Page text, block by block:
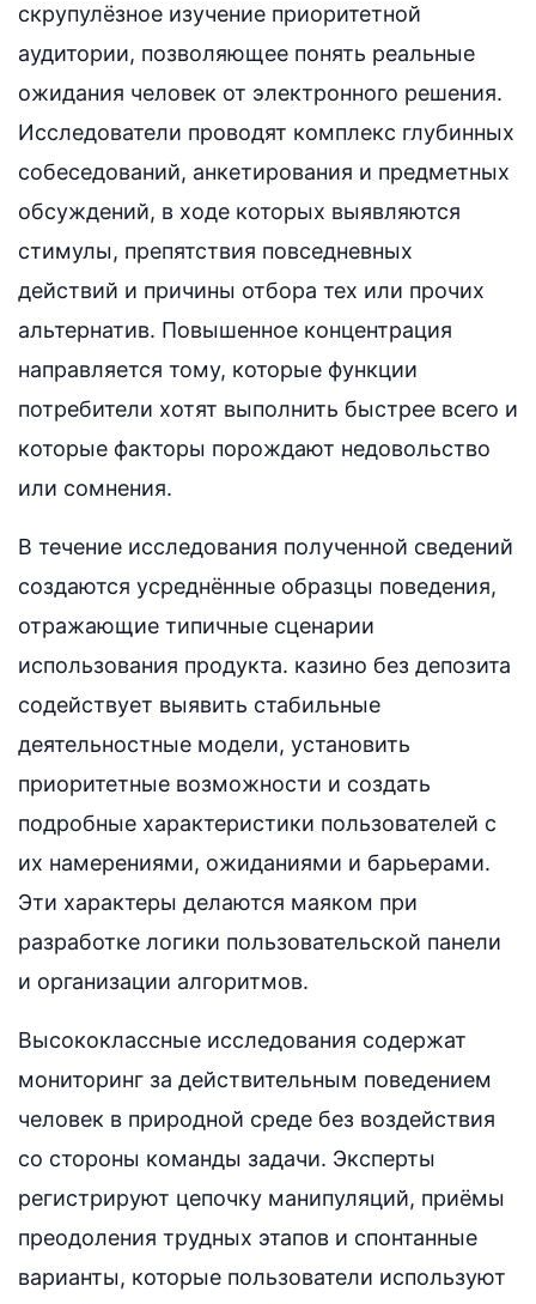
скрупулёзное изучение приоритетной
аудитории, позволяющее понять реальные
ожидания человек от электронного решения.
Исследователи проводят комплекс глубинных
собеседований, анкетирования и предметных
обсуждений, в ходе которых выявляются
стимулы, препятствия повседневных
действий и причины отбора тех или прочих
альтернатив. Повышенное концентрация
направляется тому, которые функции
потребители хотят выполнить быстрее всего и
которые факторы порождают недовольство
или сомнения.
В течение исследования полученной сведений
создаются усреднённые образцы поведения,
отражающие типичные сценарии
использования продукта. казино без депозита
содействует выявить стабильные
деятельностные модели, установить
приоритетные возможности и создать
подробные характеристики пользователей с
их намерениями, ожиданиями и барьерами.
Эти характеры делаются маяком при
разработке логики пользовательской панели
и организации алгоритмов.
Высококлассные исследования содержат
мониторинг за действительным поведением
человек в природной среде без воздействия
со стороны команды задачи. Эксперты
регистрируют цепочку манипуляций, приёмы
преодоления трудных этапов и спонтанные
варианты, которые пользователи используют